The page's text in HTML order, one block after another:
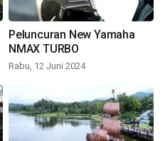
Peluncuran New Yamaha
NMAX TURBO
Rabu, 12 Juni 2024